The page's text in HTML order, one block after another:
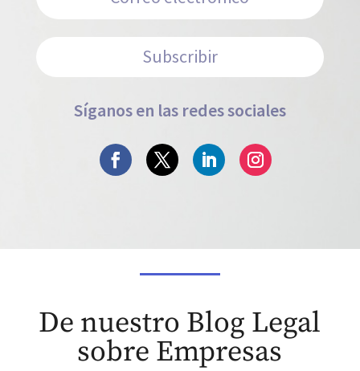
Subscribir
Síganos en las redes sociales
De nuestro Blog Legal
sobre Empresas